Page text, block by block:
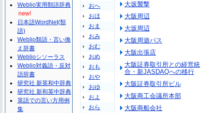
おへ
おほ
おま
おみ
おむ
おめ
おも
おや
おゆ
およ
おら
大坂襲撃
大阪周辺
大坂周辺
大阪周遊パス
大阪出張店
大阪証券取引所との経営統
合・新JASDAQへの移行
大阪証券取引所ビル
大阪商工会議所本部
大阪商船会社
Weblio実用類語辞典
new!
日本語WordNet(類
語)
Weblio類語・言い換
え辞書
Weblioシソーラス
Weblio対義語・反対
語辞書
研究社 新英和中辞典
研究社 新和英中辞典
英語での言い方用例
集